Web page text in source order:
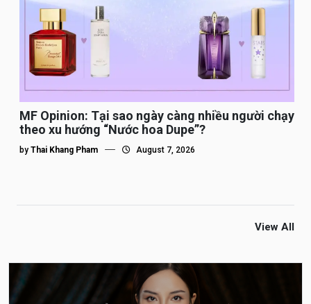
MF Opinion: Tại sao ngày càng nhiều người chạy
theo xu hướng “Nước hoa Dupe”?
by Thai Khang Pham August 7, 2026
View All